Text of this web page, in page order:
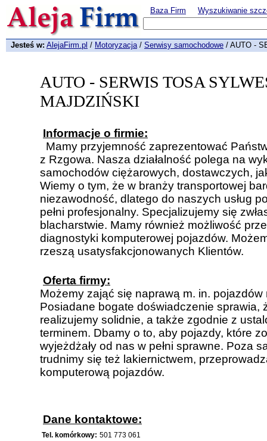
Baza Firm Wyszukiwanie
Jesteś w: AlejaFirm.pl / Motoryzacja/ Serwisy samochodowe / AUTO -
AUTO - SERWIS TOSA
MAJDZIŃSKI
Informacje o firmie:
Mamy przyjemność zaprezentować
z Rzgowa. Nasza działalność polega na
samochodów ciężarowych, dostawczych,
Wiemy o tym, że w branży transportowej
niezawodność, dlatego do naszych usług
pełni profesjonalny. Specjalizujemy się
blacharstwie. Mamy również możliwość
diagnostyki komputerowej pojazdów.
rzeszą usatysfakcjonowanych Klientów.
Oferta firmy:
Możemy zająć się naprawą m. in.
Posiadane bogate doświadczenie sprawia,
realizujemy solidnie, a także zgodnie z
terminem. Dbamy o to, aby pojazdy, które
wyjeżdżały od nas w pełni sprawne. Poza
trudnimy się też lakiernictwem,
komputerową pojazdów.
Dane kontaktowe:
Tel. komórkowy: 501 773 061